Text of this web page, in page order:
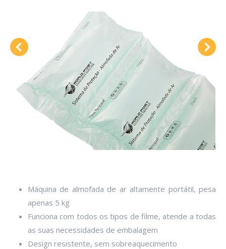
Máquina de almofada de ar altamente portátil, pesa
apenas 5 kg
Funciona com todos os tipos de filme, atende a todas
as suas necessidades de embalagem
Design resistente, sem sobreaquecimento